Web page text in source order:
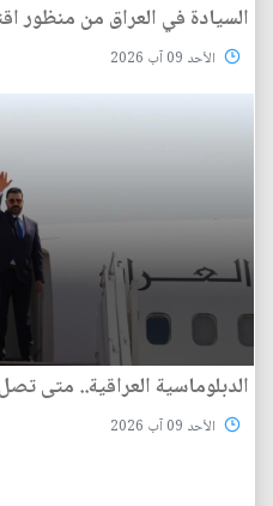
السيادة في العراق من منظور
الأحد 09 آب 2026
الدبلوماسية العراقية.. متى
الأحد 09 آب 2026